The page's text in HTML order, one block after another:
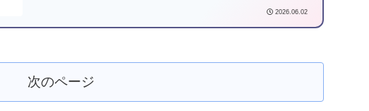
設定を自動化してみようと試みた記事です。2026.06.02
次のページ